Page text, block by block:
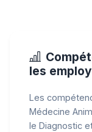
les
Les
Médecine
le Diagnostic